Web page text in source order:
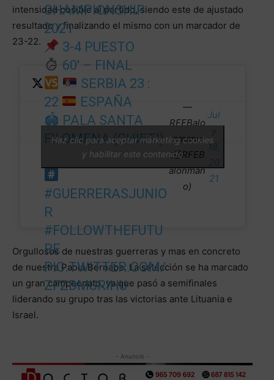
intensidad posible al partido, siendo este de ajustado
resultado y finalizando el mismo con un marcador de
23-22.
CHAMPIONSHIP
2021
3-4 PUESTO
60' – FINAL
SERBIA 23 :
22
ESPAÑA
🏟 PALA SANTA
FILOMENA (CHIETI)
#GUERRERASJUNIO
R
#FOLLOWTHEFUTU
RE
PIC.TWITTER.COM/
ZFZDMURIHU
—
RFEBalo
nmano
(@RFEB
alonman
o)
Jul
y
18,
20
21
Haz clic para aceptar márketing cookies
y habilitar este contenido
Orgullosos de nuestras guerreras y mas en concreto
de nuestra Paola Bernabe. La selección se ha marcado
un gran campeonato, ya que pasó a semifinales
liderando su grupo tras las victorias ante Lituania e
Israel.
- Anuncio -